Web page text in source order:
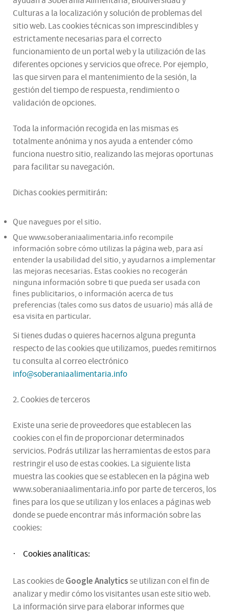
Culturas a la localización y solución de problemas del
sitio web. Las cookies técnicas son imprescindibles y
estrictamente necesarias para el correcto
funcionamiento de un portal web y la utilización de las
diferentes opciones y servicios que ofrece. Por ejemplo,
las que sirven para el mantenimiento de la sesión, la
gestión del tiempo de respuesta, rendimiento o
validación de opciones.
Toda la información recogida en las mismas es
totalmente anónima y nos ayuda a entender cómo
funciona nuestro sitio, realizando las mejoras oportunas
para facilitar su navegación.
Dichas cookies permitirán:
Que navegues por el sitio.
Que www.soberaniaalimentaria.info recompile
información sobre cómo utilizas la página web, para así
entender la usabilidad del sitio, y ayudarnos a implementar
las mejoras necesarias. Estas cookies no recogerán
ninguna información sobre ti que pueda ser usada con
fines publicitarios, o información acerca de tus
preferencias (tales como sus datos de usuario) más allá de
esa visita en particular.
Si tienes dudas o quieres hacernos alguna pregunta
respecto de las cookies que utilizamos, puedes remitirnos
tu consulta al correo electrónico
info@soberaniaalimentaria.info
2. Cookies de terceros
Existe una serie de proveedores que establecen las
cookies con el fin de proporcionar determinados
servicios. Podrás utilizar las herramientas de estos para
restringir el uso de estas cookies. La siguiente lista
muestra las cookies que se establecen en la página web
www.soberaniaalimentaria.info por parte de terceros, los
fines para los que se utilizan y los enlaces a páginas web
donde se puede encontrar más información sobre las
cookies:
· Cookies analíticas:
Las cookies deGoogle Analyticsse utilizan con el fin de
analizar y medir cómo los visitantes usan este sitio web.
La información sirve para elaborar informes que